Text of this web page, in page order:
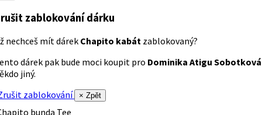
zablokování dárku
nechceš mít dárek Chapito kabát zablokovaný?
dárek pak bude moci koupit pro Dominika Atigu Sobotková
jiný.
zablokování
× Zpět